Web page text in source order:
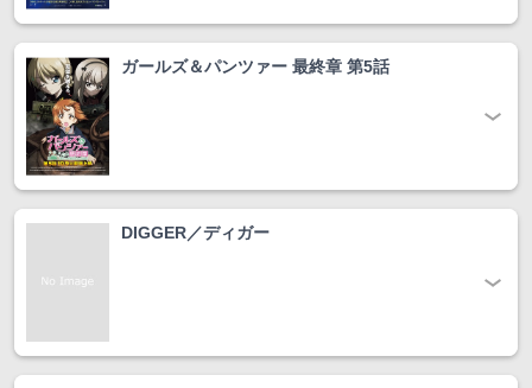
ガールズ＆パンツァー 最終章 第5話
DIGGER／ディガー